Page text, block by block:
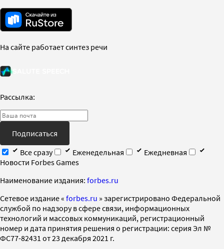
На сайте работает синтез речи
Рассылка:
Подписаться
Все сразу
Еженедельная
Ежедневная
Новости Forbes Games
Наименование издания: forbes.ru
Cетевое издание « forbes.ru » зарегистрировано Федеральной
службой по надзору в сфере связи, информационных
технологий и массовых коммуникаций, регистрационный
номер и дата принятия решения о регистрации: серия Эл №
ФС77-82431 от 23 декабря 2021 г.